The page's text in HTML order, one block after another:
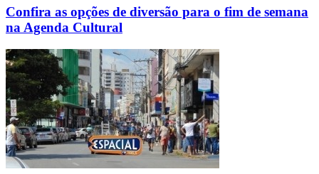
Confira as opções de diversão para o fim de semana
na Agenda Cultural